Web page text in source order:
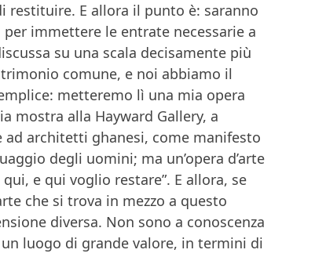
restituire. E allora il punto è: saranno
immettere le entrate necessarie a
su una scala decisamente più
comune, e noi abbiamo il
metteremo lì una mia opera
mostra alla Hayward Gallery, a
ad architetti ghanesi, come manifesto
degli uomini; ma un’opera d’arte
e qui voglio restare”. E allora, se
che si trova in mezzo a questo
diversa. Non sono a conoscenza
luogo di grande valore, in termini di